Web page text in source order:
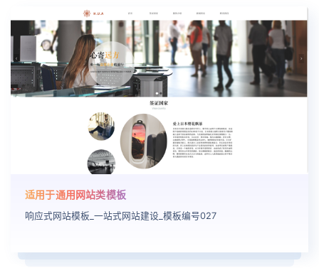
适用于通用网站类模板
响应式网站模板_一站式网站建设_模板编号027